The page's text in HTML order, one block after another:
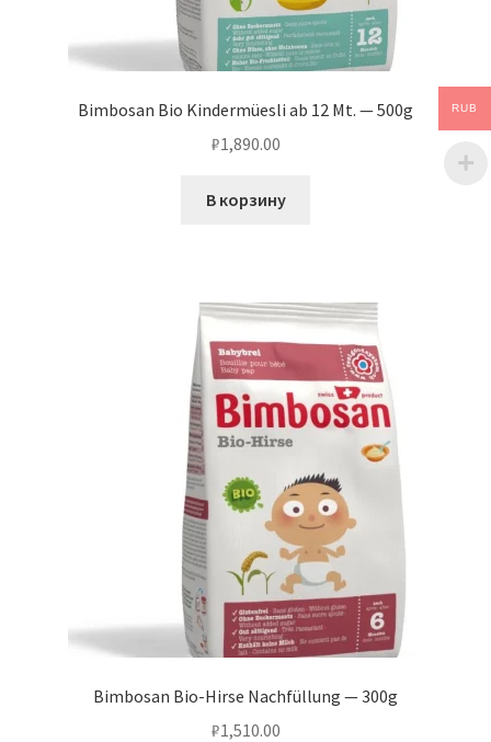
Bimbosan Bio Kindermüesli ab 12 Mt. — 500g
₽1,890.00
В корзину
Bimbosan Bio-Hirse Nachfüllung — 300g
₽1,510.00
RUB